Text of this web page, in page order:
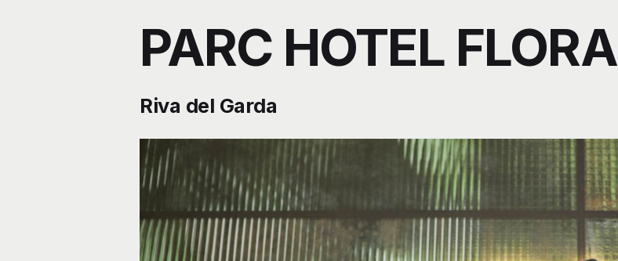
PARC HOTEL FLORA
Riva del Garda